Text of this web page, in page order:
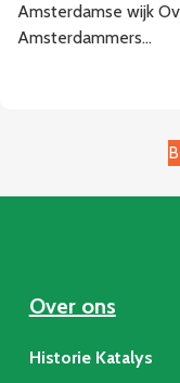
Amsterdamse wijk
Amsterdammers…
Over ons
Historie Katalys